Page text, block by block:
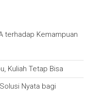
terhadap Kemampuan
Kuliah Tetap Bisa
Nyata bagi